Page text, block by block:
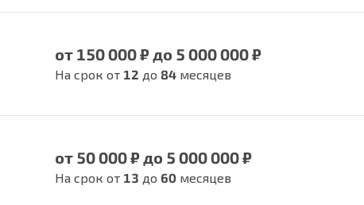
от 150 000 ₽ до 5 000 000 ₽
На срок от 12 до 84месяцев
от 50 000 ₽ до 5 000 000 ₽
На срок от 13 до 60месяцев